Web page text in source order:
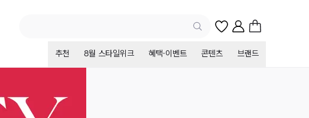
추천 8월 스타일위크 혜택·이벤트 콘텐츠 브랜드